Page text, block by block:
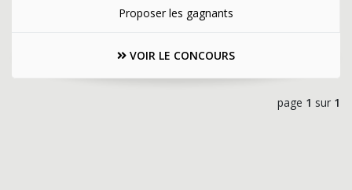
Proposer les gagnants
VOIR LE CONCOURS
page 1 sur 1